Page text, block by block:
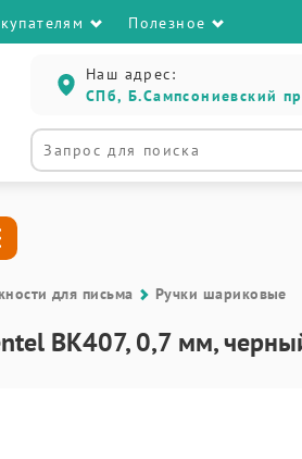
Полезное
Наш адрес:
СПб, Б.Сампсониевский
для письма Ручки шариковые
BK407, 0,7 мм,